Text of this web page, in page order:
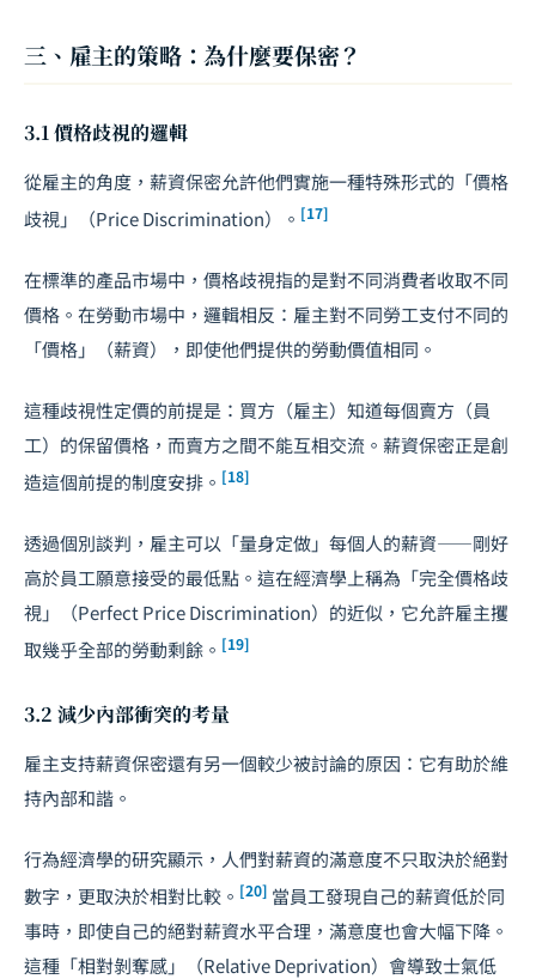
三、雇主的策略：為什麼要保密？
3.1 價格歧視的邏輯
從雇主的角度，薪資保密允許他們實施一種特殊形式的「價格
歧視」（Price Discrimination）。 [17]
在標準的產品市場中，價格歧視指的是對不同消費者收取不同
價格。在勞動市場中，邏輯相反：雇主對不同勞工支付不同的
「價格」（薪資），即使他們提供的勞動價值相同。
這種歧視性定價的前提是：買方（雇主）知道每個賣方（員
工）的保留價格，而賣方之間不能互相交流。薪資保密正是創
造這個前提的制度安排。 [18]
透過個別談判，雇主可以「量身定做」每個人的薪資——剛好
高於員工願意接受的最低點。這在經濟學上稱為「完全價格歧
視」（Perfect Price Discrimination）的近似，它允許雇主攫
取幾乎全部的勞動剩餘。 [19]
3.2 減少內部衝突的考量
雇主支持薪資保密還有另一個較少被討論的原因：它有助於維
持內部和諧。
行為經濟學的研究顯示，人們對薪資的滿意度不只取決於絕對
數字，更取決於相對比較。 [20] 當員工發現自己的薪資低於同
事時，即使自己的絕對薪資水平合理，滿意度也會大幅下降。
這種「相對剝奪感」（Relative Deprivation）會導致士氣低